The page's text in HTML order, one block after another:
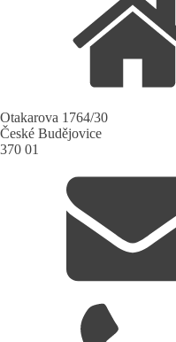
Otakarova 1764/30
České Budějovice
370 01